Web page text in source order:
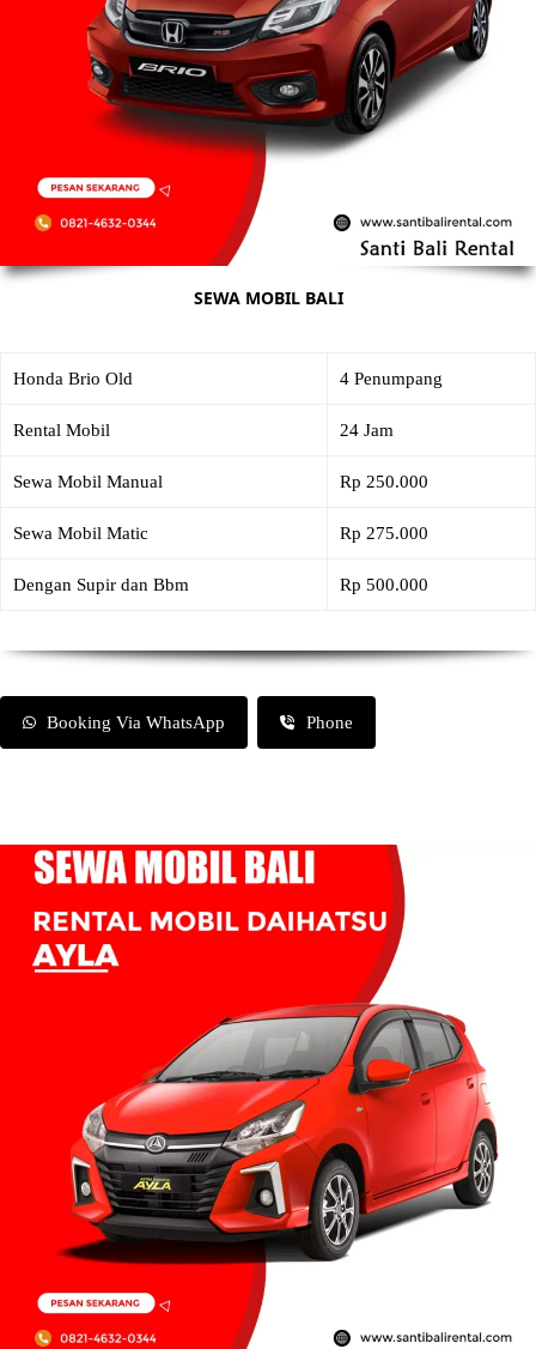
SEWA MOBIL BALI
Honda Brio Old 4 Penumpang
Rental Mobil 24 Jam
Sewa Mobil Manual Rp 250.000
Sewa Mobil Matic Rp 275.000
Dengan Supir dan Bbm Rp 500.000
Booking Via WhatsApp Phone